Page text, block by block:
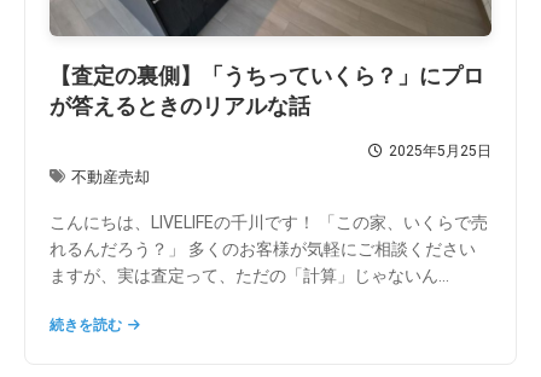
【査定の裏側】「うちっていくら？」にプロ
が答えるときのリアルな話
2025年5月25日
不動産売却
こんにちは、LIVELIFEの千川です！ 「この家、いくらで売
れるんだろう？」 多くのお客様が気軽にご相談ください
ますが、実は査定って、ただの「計算」じゃないん...
続きを読む